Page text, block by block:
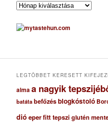
A
c
h
u
LEGTÖBBET KERESETT
almaa nagyik
batáta befőzésblogkóstoló
dió eperfitt tepszi glutén